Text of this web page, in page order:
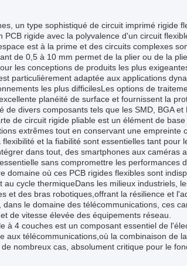
un type sophistiqué de circuit imprimé rigide
rigide avec la polyvalence d'un circuit
est à la prime et des circuits complexes
de 0,5 à 10 mm permet de la plier ou de la
les conceptions de produits les plus
particulièrement adaptée aux applications
les plus difficilesLes options de
planéité de surface et fournissent la
divers composants tels que les SMD, BGA et
de circuit rigide pliable est un élément de
extrêmes tout en conservant une empreinte
et la fiabilité sont essentielles tant pour
dans tout, des smartphones aux caméras
sans compromettre les performances
domaine où ces PCB rigides flexibles sont
cycle thermiqueDans les milieux industriels,
et des bras robotiques,offrant la résilience et
le domaine des télécommunications, ces
de vitesse élevée des équipements réseau.
à 4 couches est un composant essentiel de
aux télécommunications,où la combinaison de
nombreux cas, absolument critique pour le